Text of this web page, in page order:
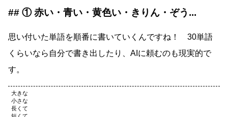
① 赤い・青い・黄色い・きりん・ぞう...
思い付いた単語を順番に書いていくんですね！ 30単語
くらいなら自分で書き出したり、AIに頼むのも現実的で
す。
大きな
小さな
長くて